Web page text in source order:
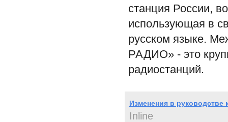
станция России,
использующая в
русском языке.
РАДИО» - это
радиостанций.
Изменения в руководстве
Inline